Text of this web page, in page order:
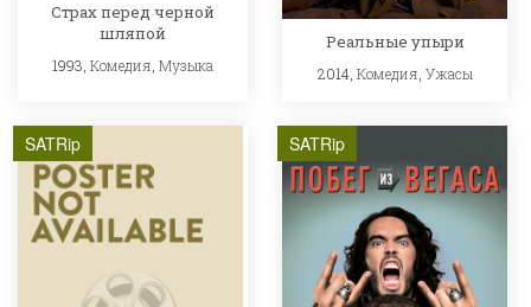
Страх перед черной
шляпой
1993, Комедия, Музыка
Реальные упыри
2014, Комедия Ужасы
SATRip SATRip